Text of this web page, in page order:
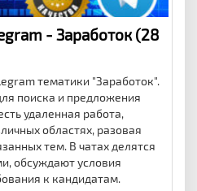
- Заработок (28
тематики "Заработок".
поиска и предложения
удаленная работа,
областях, разовая
тем. В чатах делятся
обсуждают условия
к кандидатам.